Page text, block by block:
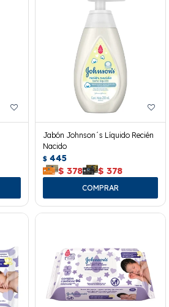
Jabón Johnson´s Líquido Recién
Nacido
$ 445
$ 378 $ 378